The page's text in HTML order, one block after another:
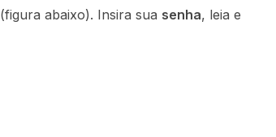
(figura abaixo). Insira sua senha, leia e